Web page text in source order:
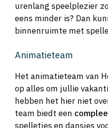
urenlang speelplezier
eens minder is? Dan
binnenruimte met
Animatieteam
Het animatieteam van
op alles om jullie
hebben het hier niet
team biedt een
spelletjes en dansjes